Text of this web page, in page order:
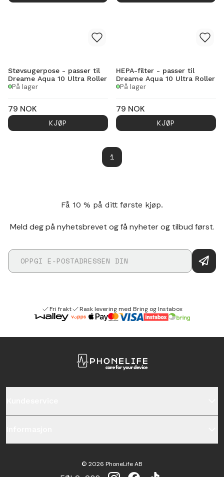
Støvsugerpose - passer til
Dreame Aqua 10 Ultra Roller
På lager
79 NOK
KJØP
HEPA-filter - passer til
Dreame Aqua 10 Ultra Roller
På lager
79 NOK
KJØP
1
Få 10 % på ditt første kjøp.
Meld deg på nyhetsbrevet og få nyheter og tilbud først.
Fri frakt Rask levering med Bring og Instabox
© 2026 PhoneLife AB